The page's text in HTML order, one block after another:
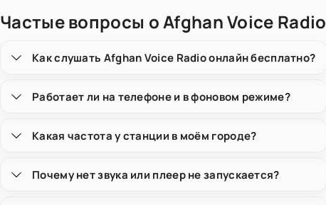
Частые вопросы о Afghan Voice Radio
Как слушать Afghan Voice Radio онлайн бесплатно?
Работает ли на телефоне и в фоновом режиме?
Какая частота у станции в моём городе?
Почему нет звука или плеер не запускается?